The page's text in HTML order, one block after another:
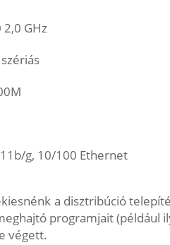
2,0 GHz
g, 10/100 Ethernet
a disztribúció
programjait (például
végett.